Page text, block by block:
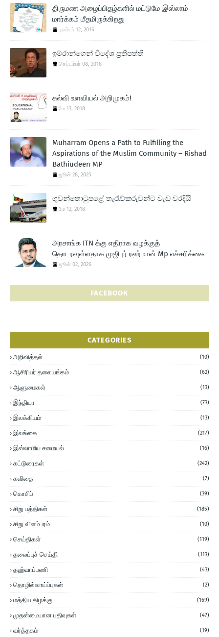
திருமண அழைப்பிதழ்களில் மட்டுமே இஸ்லாம்
மார்க்கம் மீதமிருக்கிறது
டிசம்பர் 12, 2016
ඉම්රාන්ගෙන් විදේශ ප‍්‍රතිපත්ති
செப்டம்பர் 08, 2018
கல்வி உளவியல் அறிமுகம்!
மே 13, 2018
Muharram Opens a Path to Fulfilling the
Aspirations of the Muslim Community – Rishad
Bathiudeen MP
ஜூன் 28, 2025
ගුවන්තොටුපළේ තැරැව්කරුවන්ට වැඩ වරදියි
மே 12, 2018
அரசாங்க ITN க்கு எதிராக வழக்குத்
தொடரவுள்ளதாக முஜிபுர் ரஹ்மான் Mp எச்சரிக்கை
ஜூன் 02, 2026
FACEBOOK
CATEGORIES
அறிவித்தல் (10)
ஆசிரியர் தலையங்கம் (62)
ஆளுமைகள் (13)
இந்தியா (73)
இலக்கியம் (13)
இலங்கை (217)
இஸ்லாமிய சமையல் (16)
கட்டுரைகள் (242)
கவிதை (7)
கொசிப் (39)
சிறு பத்திகள் (185)
சிறு விளம்பரம் (10)
செய்திகள் (119)
தலைப்புச் செய்தி (113)
தஹ்வாப்பணி (43)
தொழில்வாய்ப்புகள் (2)
மத்திய கிழக்கு (169)
முதன்மையான பதிவுகள் (47)
வர்த்தகம் (19)